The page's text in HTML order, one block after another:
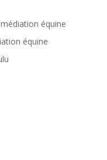
équine
équine